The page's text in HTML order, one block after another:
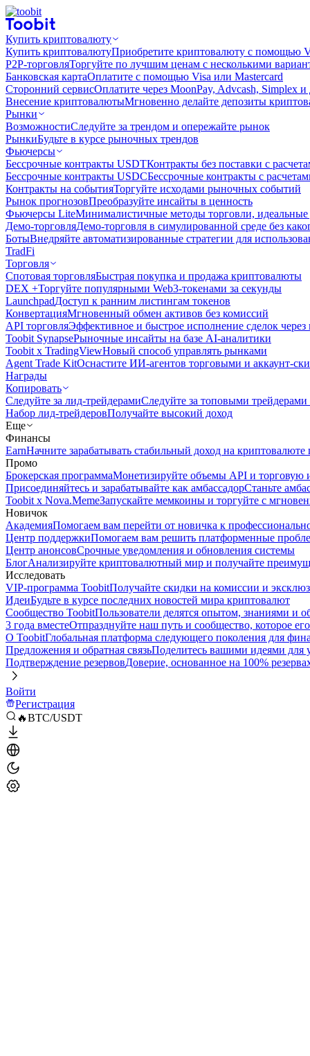
Купить криптовалюту
Купить криптовалютуПриобретите криптовалюту с помощью
P2P-торговляТоргуйте по лучшим ценам с несколькими
Банковская картаОплатите с помощью Visa или Mastercard
Сторонний сервисОплатите через MoonPay, Advcash, Simplex и
Внесение криптовалютыМгновенно делайте депозиты
Рынки
ВозможностиСледуйте за трендом и опережайте рынок
РынкиБудьте в курсе рыночных трендов
Фьючерсы
Бессрочные контракты USDTКонтракты без поставки с
Бессрочные контракты USDCБессрочные контракты с
Контракты на событияТоргуйте исходами рыночных событий
Рынок прогнозовПреобразуйте инсайты в ценность
Фьючерсы LiteМинималистичные методы торговли, идеальные
Демо-торговляДемо-торговля в симулированной среде без
БотыВнедряйте автоматизированные стратегии для
TradFi
Торговля
Спотовая торговляБыстрая покупка и продажа криптовалюты
DEX +Торгуйте популярными Web3-токенами за секунды
LaunchpadДоступ к ранним листингам токенов
КонвертацияМгновенный обмен активов без комиссий
API торговляЭффективное и быстрое исполнение сделок
Toobit SynapseРыночные инсайты на базе AI-аналитики
Toobit x TradingViewНовый способ управлять рынками
Agent Trade KitОснастите ИИ-агентов торговыми и аккаунт-
Награды
Копировать
Следуйте за лид-трейдерамиСледуйте за топовыми
Набор лид-трейдеровПолучайте высокий доход
Еще
Финансы
EarnНачните зарабатывать стабильный доход на криптовалюте
Промо
Брокерская программаМонетизируйте объемы API и торговую
Присоединяйтесь и зарабатывайте как амбассадорСтаньте
Toobit x Nova.MemeЗапускайте мемкоины и торгуйте с
Новичок
АкадемияПомогаем вам перейти от новичка к
Центр поддержкиПомогаем вам решить платформенные
Центр анонсовСрочные уведомления и обновления системы
БлогАнализируйте криптовалютный мир и получайте
Исследовать
VIP-программа ToobitПолучайте скидки на комиссии и
ИдеиБудьте в курсе последних новостей мира криптовалют
Сообщество ToobitПользователи делятся опытом, знаниями и
3 года вместеОтпразднуйте наш путь и сообщество, которое
О ToobitГлобальная платформа следующего поколения для
Предложения и обратная связьПоделитесь вашими идеями для
Подтверждение резервовДоверие, основанное на 100%
Войти
Регистрация
🔥BTC/USDT